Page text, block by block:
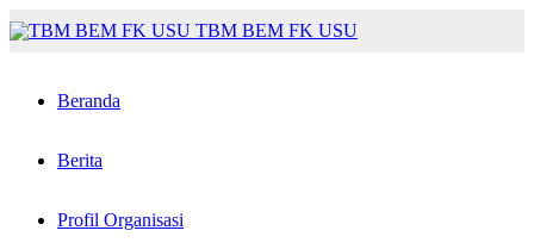
TBM BEM FK USU
Beranda
Berita
Profil Organisasi